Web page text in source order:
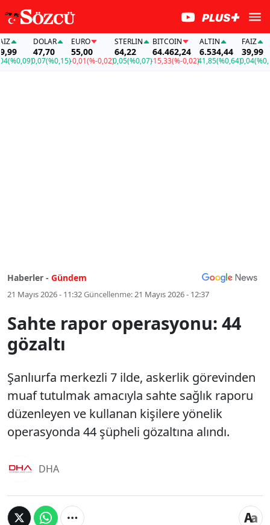
(%0,09)
DOLAR
47,70
0,07(%0,15)
EURO
55,00
-0,01(%-0,02)
STERLIN
64,22
0,05(%0,07)
BITCOIN
64.462,24
-15,33(%-0,02)
ALTIN
6.534,44
41,85(%0,64)
FAİZ
39,99
0,04
Haberler - Gündem
21 Mayıs 2026 - 11:32Güncellenme:21 Mayıs 2026 - 12:37
Sahte rapor operasyonu: 44
gözaltı
Şanlıurfa merkezli 7 ilde, askerlik görevinden
muaf tutulmak amacıyla sahte sağlık raporu
düzenleyen ve kullanan kişilere yönelik
operasyonda 44 şüpheli gözaltına alındı.
DHA